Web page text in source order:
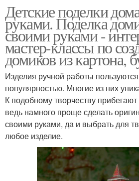
Детские поделки
руками. Поделка
своими руками -
мастер-классы по
домиков из картона,
Изделия ручной работы
популярностью. Многие из них
К подобному творчеству
ведь намного проще сделать
своими руками, да и выбрать для
любое изделие.